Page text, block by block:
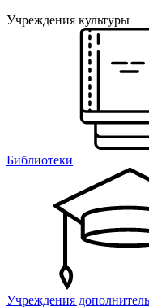
Учреждения культуры
Библиотеки
Учреждения